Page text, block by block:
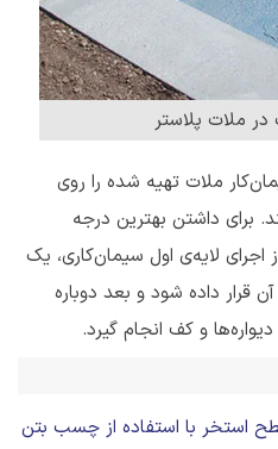
ملات پلاستر
ملات تهیه شده را روی
برای داشتن بهترین درجه
لایه‌ی اول سیمان‌کاری، یک
قرار داده شود و بعد دوباره
و کف انجام گیرد.